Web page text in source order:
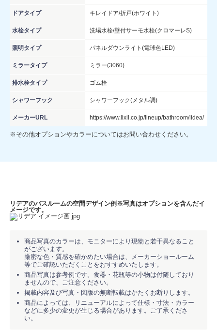
ドアタイプ キレイドア/折戸(ホワイト)
水栓タイプ 洗場水栓/壁付サーモ水栓(クロマーレS)
照明タイプ パネルダウンライト(電球色LED)
ミラータイプ ミラー(3060)
排水栓タイプ ゴム栓
シャワーフック シャワーフック(メタル調)
メーカーURL https://www.lixil.co.jp/lineup/bathroom/lidea/
※その他オプションやカラーについてはお問い合わせください。
リデアのバスルームの空間デザイン例 ※写真はオプションを含んだイ
メージです。
商品写真のカラーは、モニターにより現物と若干異なること
がございます。
厳密な色・質感を確かめたい場合は、メーカーショールーム
等でご確認いただくことをおすすめいたします。
商品写真は参考例です。食器・花瓶等の小物は付随しており
ませんので、ご注意ください。
掲載内容及び写真・図版の無断転載はかたくお断りします。
商品によっては、リニューアルによって仕様・寸法・カラー
などに多少の変更が生じる場合があります。ご了承くださ
い。